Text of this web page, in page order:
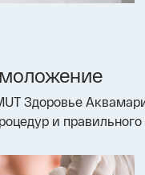
Здоровье
и правильного